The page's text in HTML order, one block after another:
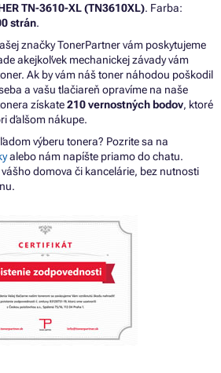
TN-3610-XL (TN3610XL). Farba:
strán.
značky TonerPartner vám poskytujeme
akejkoľvek mechanickej závady vám
Ak by vám náš toner náhodou poškodil
a vašu tlačiareň opravíme na naše
získate210 vernostných bodov, ktoré
ďalšom nákupe.
výberu tonera? Pozrite sa na
alebo nám napíšte priamo do chatu.
domova či kancelárie, bez nutnosti